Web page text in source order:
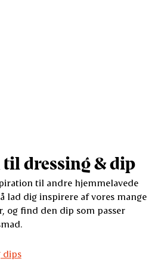
dressing & dip
til andre hjemmelavede
lad dig inspirere af vores mange
og find den dip som passer
dips